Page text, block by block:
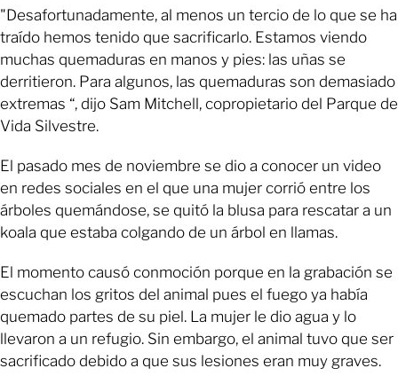
"Desafortunadamente, al menos un tercio de lo que se ha
traído hemos tenido que sacrificarlo. Estamos viendo
muchas quemaduras en manos y pies: las uñas se
derritieron. Para algunos, las quemaduras son demasiado
extremas “, dijo Sam Mitchell, copropietario del Parque de
Vida Silvestre.
El pasado mes de noviembre se dio a conocer un video
en redes sociales en el que una mujer corrió entre los
árboles quemándose, se quitó la blusa para rescatar a un
koala que estaba colgando de un árbol en llamas.
El momento causó conmoción porque en la grabación se
escuchan los gritos del animal pues el fuego ya había
quemado partes de su piel. La mujer le dio agua y lo
llevaron a un refugio. Sin embargo, el animal tuvo que ser
sacrificado debido a que sus lesiones eran muy graves.